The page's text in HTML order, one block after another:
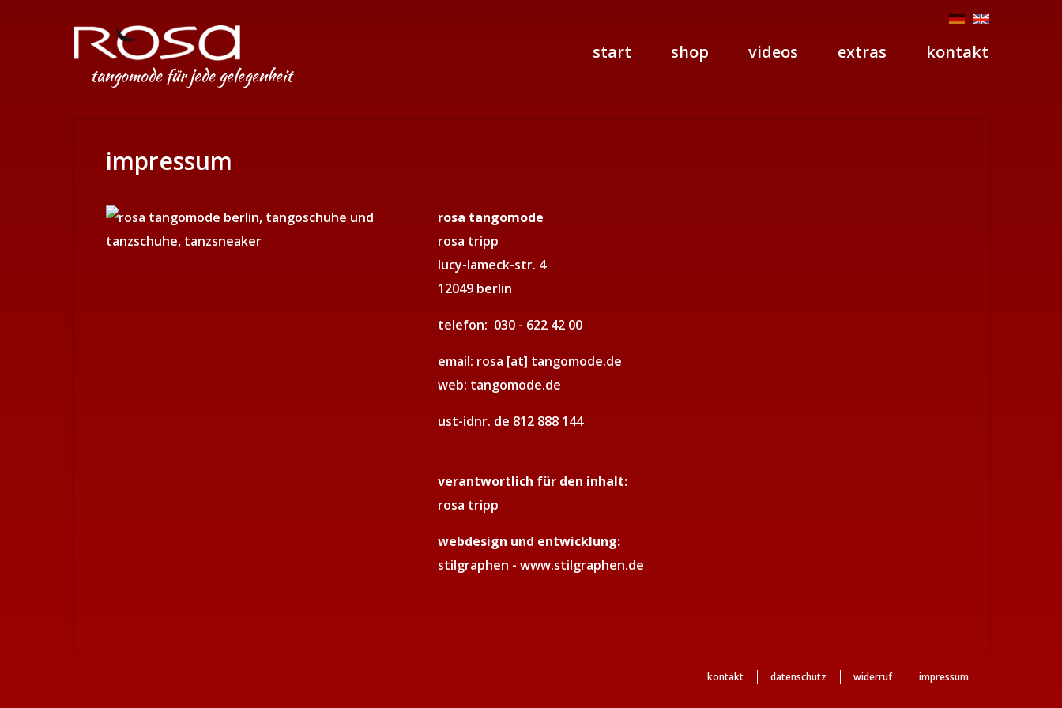
start shop videos extras kontakt
tangomode für jede gelegenheit
impressum
rosa tangomode
rosa tripp
lucy-lameck-str. 4
12049 berlin
telefon: 030 - 622 42 00
email: rosa [at] tangomode.de
web: tangomode.de
ust-idnr. de 812 888 144
verantwortlich für den inhalt:
rosa tripp
webdesign und entwicklung:
stilgraphen - www.stilgraphen.de
kontakt datenschutz widerruf impressum